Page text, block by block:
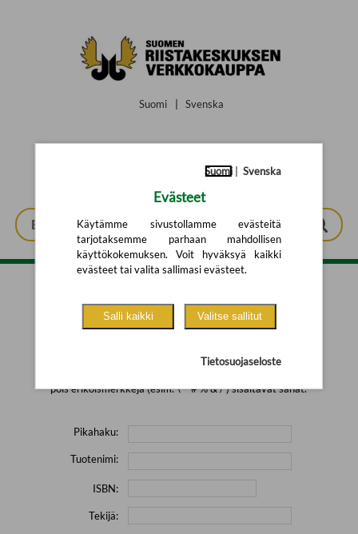
Suomi Svenska
Tarkennettu haku
pois erikoismerkkejä (esim. \' " # % & / ) sisältävät sanat.
Pikahaku:
Tuotenimi:
ISBN:
Tekijä:
Suomi| Svenska
Evästeet
Käytämme sivustollamme evästeitä
tarjotaksemme parhaan mahdollisen
käyttökokemuksen. Voit hyväksyä kaikki
evästeet tai valita sallimasi evästeet.
Salli kaikki Valitse sallitut
Tietosuojaseloste